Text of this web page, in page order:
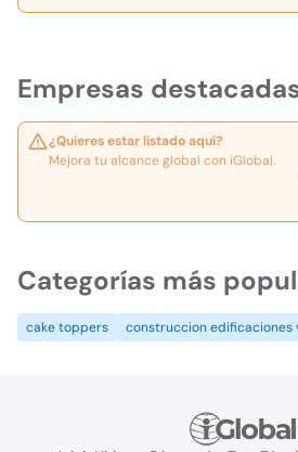
Empresas
¿Quieres estar listado aquí?
Mejora tu alcance global con iGlobal.
Categorías más
cake toppers construccion edificaciones